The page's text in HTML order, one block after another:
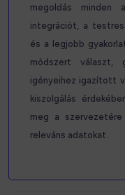
megoldás minden
integrációt, a
és a legjobb
módszert választ,
igényeihez igazított
kiszolgálás
meg a
releváns adatokat.